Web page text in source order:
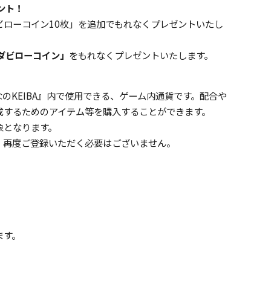
！
ーコイン10枚」を追加でもれなくプレゼントいたし
ローコイン」 をもれなくプレゼントいたします。
』内で使用できる、ゲーム内通貨です。配合や
るためのアイテム等を購入することができます。
なります。
度ご登録いただく必要はございません。
。